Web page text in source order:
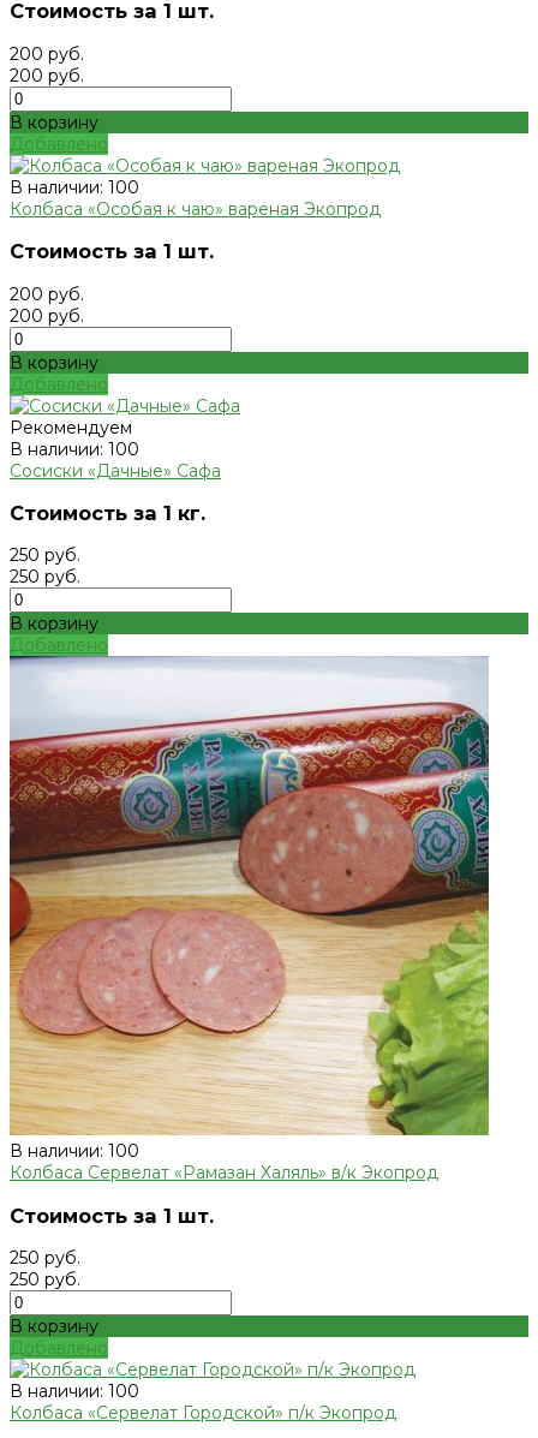
Стоимость за 1 шт.
200 руб.
200 руб.
В корзину
Добавлено
В наличии: 100
Колбаса «Особая к чаю» вареная Экопрод
Стоимость за 1 шт.
200 руб.
200 руб.
В корзину
Добавлено
Рекомендуем
В наличии: 100
Сосиски «Дачные» Сафа
Стоимость за 1 кг.
250 руб.
250 руб.
В корзину
Добавлено
В наличии: 100
Колбаса Сервелат «Рамазан Халяль» в/к Экопрод
Стоимость за 1 шт.
250 руб.
250 руб.
В корзину
Добавлено
В наличии: 100
Колбаса «Сервелат Городской» п/к Экопрод